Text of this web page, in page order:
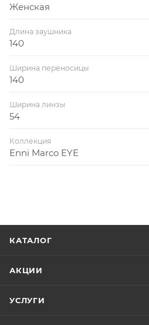
Женская
Длина заушника
140
Ширина переносицы
140
Ширина линзы
54
Коллекция
Enni Marco EYE
КАТАЛОГ
АКЦИИ
УСЛУГИ